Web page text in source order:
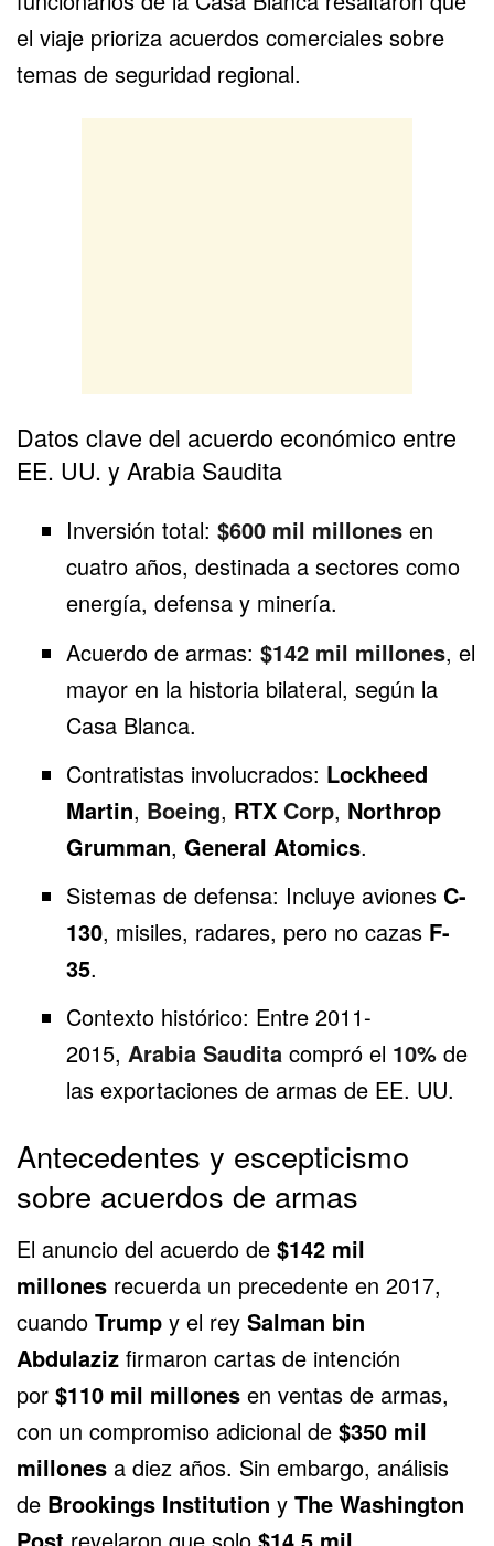
el viaje prioriza acuerdos comerciales sobre
temas de seguridad regional.
Datos clave del acuerdo económico entre
EE. UU. y Arabia Saudita
Inversión total: $600 mil millonesen
cuatro años, destinada a sectores como
energía, defensa y minería.
Acuerdo de armas: $142 mil millones, el
mayor en la historia bilateral, según la
Casa Blanca.
Contratistas involucrados: Lockheed
Martin, Boeing, RTXCorp, Northrop
Grumman, General Atomics.
Sistemas de defensa: Incluye aviones C-
130, misiles, radares, pero no cazas F-
35.
Contexto histórico: Entre 2011-
2015, Arabia Sauditacompró el 10%de
las exportaciones de armas de EE. UU.
Antecedentes y escepticismo
sobre acuerdos de armas
El anuncio del acuerdo de $142 mil
millones recuerda un precedente en 2017,
cuando Trump y el rey Salman bin
Abdulaziz firmaron cartas de intención
por $110 mil millones en ventas de armas,
con un compromiso adicional de $350 mil
millones a diez años. Sin embargo, análisis
de Brookings Institution y The Washington